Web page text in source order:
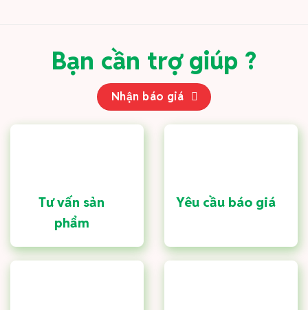
Bạn cần trợ giúp ?
Nhận báo giá
Tư vấn sản
phẩm
Yêu cầu báo giá